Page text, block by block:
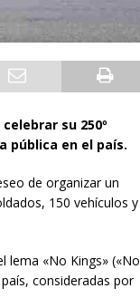
su 250º
pública en el país.
de organizar un
150 vehículos y
lema «No Kings» («No
consideradas por